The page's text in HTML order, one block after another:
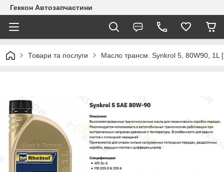
Геккон Автозапчастини
Товари та послуги Масло трансм. Synkrol 5, 80W90, 1L